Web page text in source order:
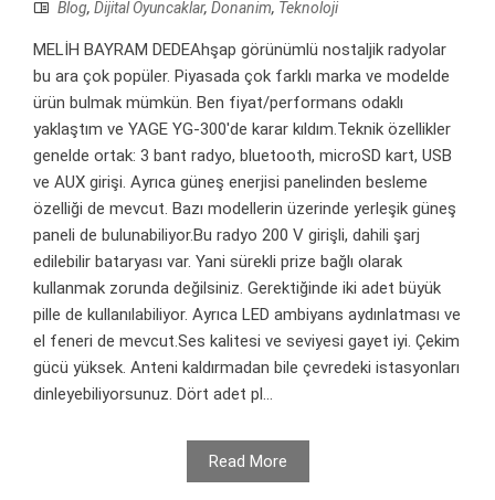
Blog, Dijital Oyuncaklar, Donanim, Teknoloji
MELİH BAYRAM DEDEAhşap görünümlü nostaljik radyolar
bu ara çok popüler. Piyasada çok farklı marka ve modelde
ürün bulmak mümkün. Ben fiyat/performans odaklı
yaklaştım ve YAGE YG-300'de karar kıldım.Teknik özellikler
genelde ortak: 3 bant radyo, bluetooth, microSD kart, USB
ve AUX girişi. Ayrıca güneş enerjisi panelinden besleme
özelliği de mevcut. Bazı modellerin üzerinde yerleşik güneş
paneli de bulunabiliyor.Bu radyo 200 V girişli, dahili şarj
edilebilir bataryası var. Yani sürekli prize bağlı olarak
kullanmak zorunda değilsiniz. Gerektiğinde iki adet büyük
pille de kullanılabiliyor. Ayrıca LED ambiyans aydınlatması ve
el feneri de mevcut.Ses kalitesi ve seviyesi gayet iyi. Çekim
gücü yüksek. Anteni kaldırmadan bile çevredeki istasyonları
dinleyebiliyorsunuz. Dört adet pl...
Read More